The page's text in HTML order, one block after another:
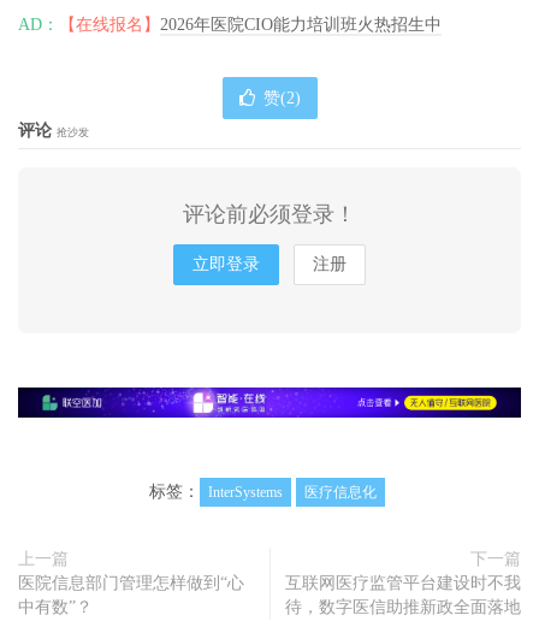
AD： 【在线报名】 2026年医院CIO能力培训班火热招生中
赞(2)
评论 抢沙发
评论前必须登录！
立即登录 注册
标签： InterSystems 医疗信息化
上一篇
医院信息部门管理怎样做到“心
中有数”？
下一篇
互联网医疗监管平台建设时不我
待，数字医信助推新政全面落地